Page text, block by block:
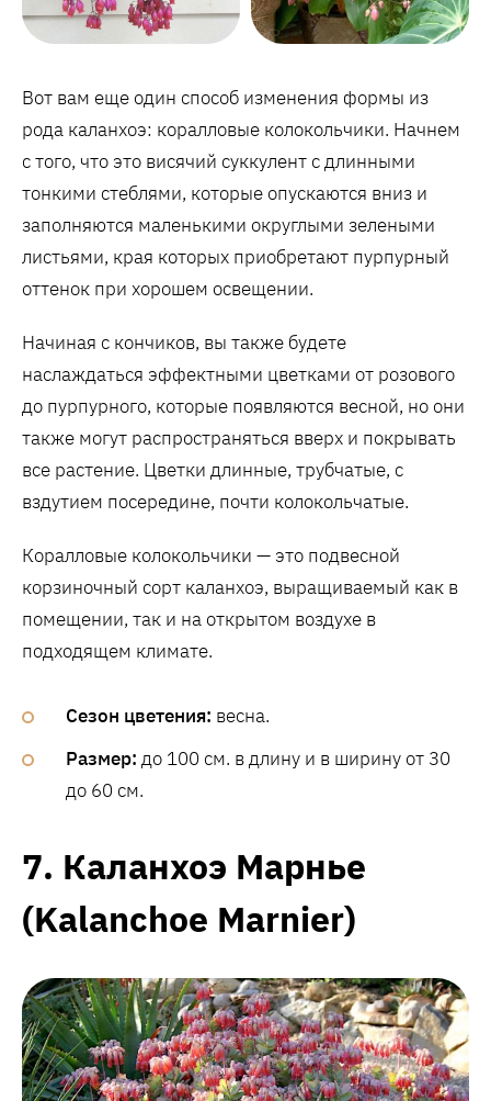
Вот вам еще один способ изменения формы из
рода каланхоэ: коралловые колокольчики. Начнем
с того, что это висячий суккулент с длинными
тонкими стеблями, которые опускаются вниз и
заполняются маленькими округлыми зелеными
листьями, края которых приобретают пурпурный
оттенок при хорошем освещении.
Начиная с кончиков, вы также будете
наслаждаться эффектными цветками от розового
до пурпурного, которые появляются весной, но они
также могут распространяться вверх и покрывать
все растение. Цветки длинные, трубчатые, с
вздутием посередине, почти колокольчатые.
Коралловые колокольчики — это подвесной
корзиночный сорт каланхоэ, выращиваемый как в
помещении, так и на открытом воздухе в
подходящем климате.
Сезон цветения: весна.
Размер: до 100 см. в длину и в ширину от 30
до 60 см.
7. Каланхоэ Марнье
(Kalanchoe Marnier)